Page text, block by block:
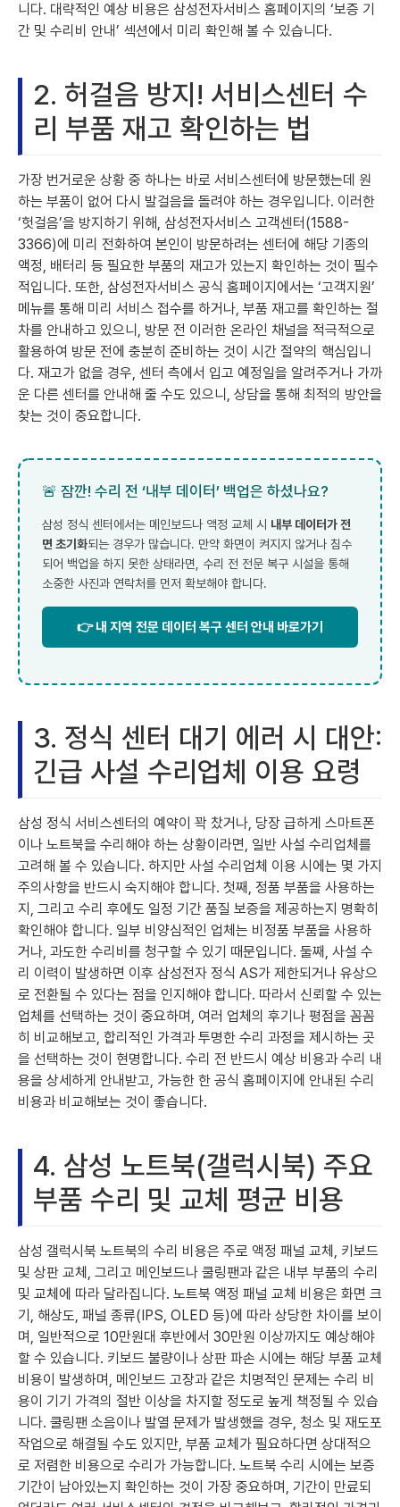
니다. 대략적인 예상 비용은 삼성전자서비스 홈페이지의 ‘보증 기
간 및 수리비 안내’ 섹션에서 미리 확인해 볼 수 있습니다.
2. 허걸음 방지! 서비스센터 수
리 부품 재고 확인하는 법
가장 번거로운 상황 중 하나는 바로 서비스센터에 방문했는데 원
하는 부품이 없어 다시 발걸음을 돌려야 하는 경우입니다. 이러한
‘헛걸음’을 방지하기 위해, 삼성전자서비스 고객센터(1588-
3366)에 미리 전화하여 본인이 방문하려는 센터에 해당 기종의
액정, 배터리 등 필요한 부품의 재고가 있는지 확인하는 것이 필수
적입니다. 또한, 삼성전자서비스 공식 홈페이지에서는 ‘고객지원’
메뉴를 통해 미리 서비스 접수를 하거나, 부품 재고를 확인하는 절
차를 안내하고 있으니, 방문 전 이러한 온라인 채널을 적극적으로
활용하여 방문 전에 충분히 준비하는 것이 시간 절약의 핵심입니
다. 재고가 없을 경우, 센터 측에서 입고 예정일을 알려주거나 가까
운 다른 센터를 안내해 줄 수도 있으니, 상담을 통해 최적의 방안을
찾는 것이 중요합니다.
🚨 잠깐! 수리 전 ‘내부 데이터’ 백업은 하셨나요?
삼성 정식 센터에서는 메인보드나 액정 교체 시 내부 데이터가 전
면 초기화되는 경우가 많습니다. 만약 화면이 켜지지 않거나 침수
되어 백업을 하지 못한 상태라면, 수리 전 전문 복구 시설을 통해
소중한 사진과 연락처를 먼저 확보해야 합니다.
👉 내 지역 전문 데이터 복구 센터 안내 바로가기
3. 정식 센터 대기 에러 시 대안:
긴급 사설 수리업체 이용 요령
삼성 정식 서비스센터의 예약이 꽉 찼거나, 당장 급하게 스마트폰
이나 노트북을 수리해야 하는 상황이라면, 일반 사설 수리업체를
고려해 볼 수 있습니다. 하지만 사설 수리업체 이용 시에는 몇 가지
주의사항을 반드시 숙지해야 합니다. 첫째, 정품 부품을 사용하는
지, 그리고 수리 후에도 일정 기간 품질 보증을 제공하는지 명확히
확인해야 합니다. 일부 비양심적인 업체는 비정품 부품을 사용하
거나, 과도한 수리비를 청구할 수 있기 때문입니다. 둘째, 사설 수
리 이력이 발생하면 이후 삼성전자 정식 AS가 제한되거나 유상으
로 전환될 수 있다는 점을 인지해야 합니다. 따라서 신뢰할 수 있는
업체를 선택하는 것이 중요하며, 여러 업체의 후기나 평점을 꼼꼼
히 비교해보고, 합리적인 가격과 투명한 수리 과정을 제시하는 곳
을 선택하는 것이 현명합니다. 수리 전 반드시 예상 비용과 수리 내
용을 상세하게 안내받고, 가능한 한 공식 홈페이지에 안내된 수리
비용과 비교해보는 것이 좋습니다.
4. 삼성 노트북(갤럭시북) 주요
부품 수리 및 교체 평균 비용
삼성 갤럭시북 노트북의 수리 비용은 주로 액정 패널 교체, 키보드
및 상판 교체, 그리고 메인보드나 쿨링팬과 같은 내부 부품의 수리
및 교체에 따라 달라집니다. 노트북 액정 패널 교체 비용은 화면 크
기, 해상도, 패널 종류(IPS, OLED 등)에 따라 상당한 차이를 보이
며, 일반적으로 10만원대 후반에서 30만원 이상까지도 예상해야
할 수 있습니다. 키보드 불량이나 상판 파손 시에는 해당 부품 교체
비용이 발생하며, 메인보드 고장과 같은 치명적인 문제는 수리 비
용이 기기 가격의 절반 이상을 차지할 정도로 높게 책정될 수 있습
니다. 쿨링팬 소음이나 발열 문제가 발생했을 경우, 청소 및 재도포
작업으로 해결될 수도 있지만, 부품 교체가 필요하다면 상대적으
로 저렴한 비용으로 수리가 가능합니다. 노트북 수리 시에는 보증
기간이 남아있는지 확인하는 것이 가장 중요하며, 기간이 만료되